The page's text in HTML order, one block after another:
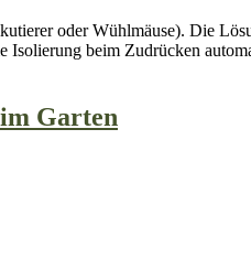
oder Wühlmäuse). Die
beim Zudrücken
Garten